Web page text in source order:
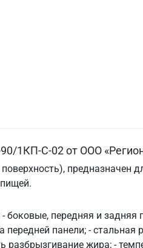
1КП-С-02 от ООО
предназначен
боковые, передняя и
панели; -
жира; -